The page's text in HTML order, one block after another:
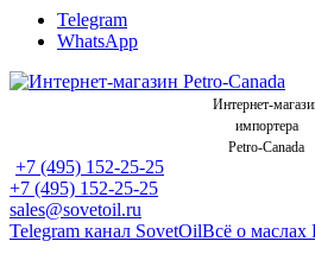
Telegram
WhatsApp
Интернет-
импортера
Petro-Canada
+7 (495) 152-25-25
+7 (495) 152-25-25
sales@sovetoil.ru
Telegram канал SovetOilВсё о маслах